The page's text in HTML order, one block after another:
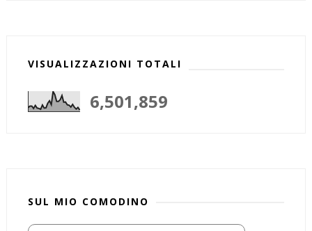
VISUALIZZAZIONI TOTALI
6,501,859
SUL MIO COMODINO